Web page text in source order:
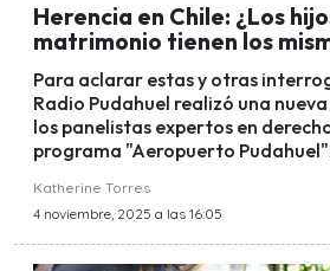
Herencia en Chile: ¿Los
matrimonio tienen los
Para aclarar estas y otras
Radio Pudahuel realizó una
los panelistas expertos en
programa "Aeropuerto
Katherine Torres
4 noviembre, 2025 a las 16:05